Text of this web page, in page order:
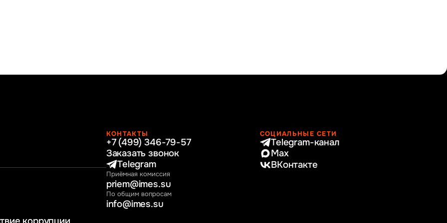
КОНТАКТЫ
+7 (499) 346-79-57
Заказать звонок
Telegram
Приёмная комиссия
priem@imes.su
По общим вопросам
info@imes.su
СОЦИАЛЬНЫЕ СЕТИ
Telegram-канал
Max
ВКонтакте